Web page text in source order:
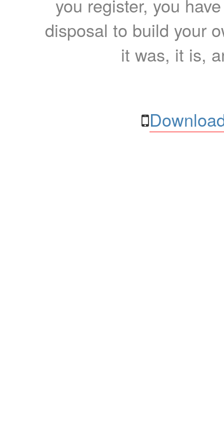
you register, you
disposal to build your
it was, it is,